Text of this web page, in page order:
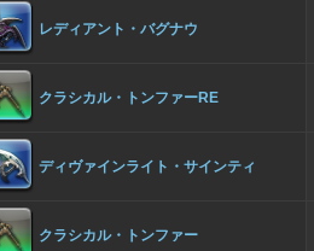
レディアント・バグナウ
クラシカル・トンファーRE
ディヴァインライト・サインティ
クラシカル・トンファー